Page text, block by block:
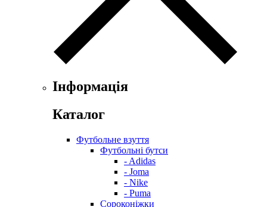
Інформація
Каталог
Футбольне взуття
Футбольні бутси
- Adidas
- Joma
- Nike
- Puma
Сороконіжки